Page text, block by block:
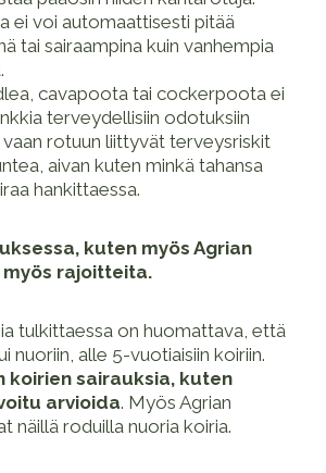
ei voi automaattisesti pitää
tai sairaampina kuin vanhempia
cavapoota tai cockerpoota ei
terveydellisiin odotuksiin
rotuun liittyvät terveysriskit
aivan kuten minkä tahansa
hankittaessa.
kuten myös Agrian
rajoitteita.
tulkittaessa on huomattava, että
nuoriin, alle 5-vuotiaisiin koiriin.
koirien sairauksia, kuten
arvioida. Myös Agrian
näillä roduilla nuoria koiria.